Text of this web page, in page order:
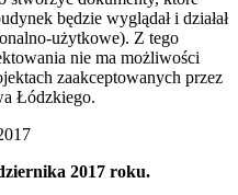
będzie wyglądał i działał
użytkowe). Z tego
nie ma możliwości
zaakceptowanych przez
Łódzkiego.
2017 roku.